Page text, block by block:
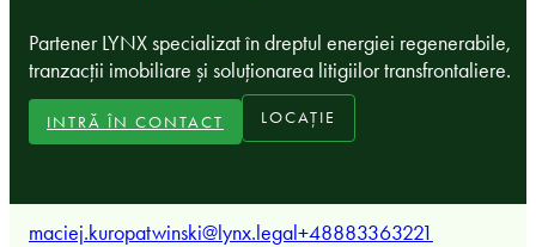
Partener LYNX specializat în dreptul energiei regenerabile,
tranzacții imobiliare și soluționarea litigiilor transfrontaliere.
INTRĂ ÎN CONTACT LOCAȚIE
maciej.kuropatwinski@lynx.legal+48883363221